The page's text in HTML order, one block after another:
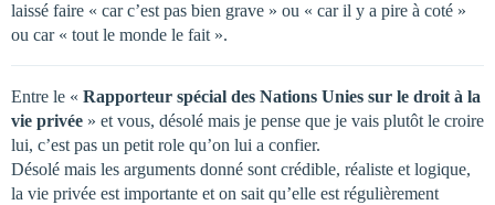
laissé faire « car c’est pas bien grave » ou « car il y a pire à coté »
ou car « tout le monde le fait ».
Entre le « Rapporteur spécial des Nations Unies sur le droit à la
vie privée » et vous, désolé mais je pense que je vais plutôt le croire
lui, c’est pas un petit role qu’on lui a confier.
Désolé mais les arguments donné sont crédible, réaliste et logique,
la vie privée est importante et on sait qu’elle est régulièrement